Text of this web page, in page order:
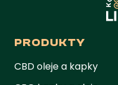
PRODUKTY
CBD oleje a kapky